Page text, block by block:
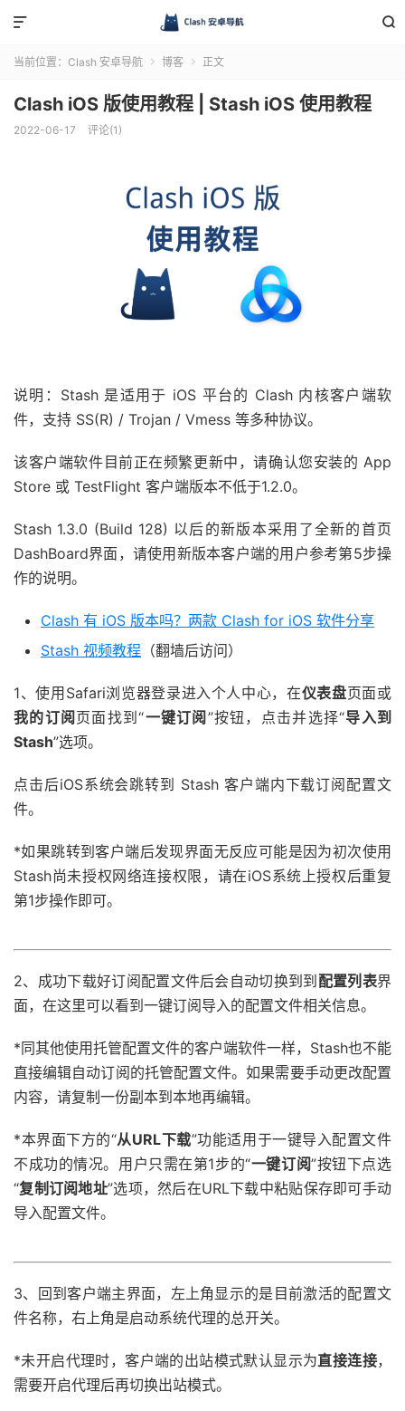


当前位置： Clash 安卓导航  博客  正文
Clash iOS 版使用教程 | Stash iOS 使用教程
2022-06-17 评论(1)
说明： Stash 是适用于 iOS 平台的 Clash 内核客户端软
件，支持 SS(R) / Trojan / Vmess 等多种协议。
该客户端软件目前正在频繁更新中，请确认您安装的 App
Store 或 TestFlight 客户端版本不低于1.2.0。
Stash 1.3.0 (Build 128) 以后的新版本采用了全新的首页
DashBoard界面，请使用新版本客户端的用户参考第5步操
作的说明。
Clash 有 iOS 版本吗？两款 Clash for iOS 软件分享
Stash 视频教程 （翻墙后访问）
1、使用Safari浏览器登录进入个人中心，在仪表盘页面或
我的订阅 页面找到“一键订阅 ”按钮，点击并选择“导入到
Stash”选项。
点击后iOS系统会跳转到 Stash 客户端内下载订阅配置文
件。
*如果跳转到客户端后发现界面无反应可能是因为初次使用
Stash尚未授权网络连接权限，请在iOS系统上授权后重复
第1步操作即可。
2、成功下载好订阅配置文件后会自动切换到到 配置列表界
面，在这里可以看到一键订阅导入的配置文件相关信息。
*同其他使用托管配置文件的客户端软件一样，Stash也不能
直接编辑自动订阅的托管配置文件。如果需要手动更改配置
内容，请复制一份副本到本地再编辑。
*本界面下方的“从URL下载”功能适用于一键导入配置文件
不成功的情况。用户只需在第1步的“一键订阅”按钮下点选
“复制订阅地址”选项，然后在URL下载中粘贴保存即可手动
导入配置文件。
3、回到客户端主界面，左上角显示的是目前激活的配置文
件名称，右上角是启动系统代理的总开关。
*未开启代理时，客户端的出站模式默认显示为直接连接，
需要开启代理后再切换出站模式。